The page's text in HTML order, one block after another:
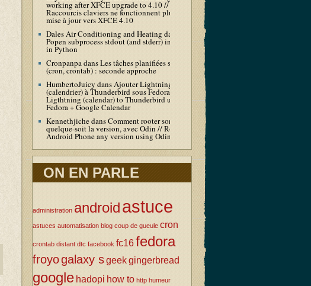
working after XFCE upgrade to 4.10 //
Raccourcis claviers ne fonctionnent plus après
mise à jour vers XFCE 4.10
Dales Air Conditioning and Heating dans
Popen subprocess stdout (and stderr) in real-time
in Python
CronpanpadansLes tâches planifiées sous Linux
(cron, crontab) : seconde approche
HumbertoJuicy dansAjouter Lightning
(calendrier) à Thunderbird sous Fedora / Add
Ligthtning (calendar) to Thunderbird under
Fedora + Google Calendar
KennethjichedansComment rooter son Android
quelque-soit la version, avec Odin // Root your
Android Phone any version using Odin
ON EN PARLE
administration androidastuce
astuces automatisation blog coup de gueule cron
crontab distant dtc facebook fc16fedora
froyogalaxy sgeekgingerbread
google hadopi how to http humeur